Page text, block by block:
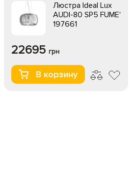
Люстра Ideal Lux
AUDI-80 SP5 FUME'
197661
22695 грн
В корзину